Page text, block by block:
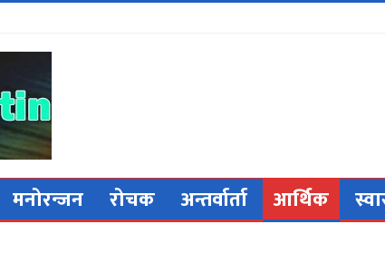
मनोरन्जन रोचक अन्तर्वार्ता आर्थिक